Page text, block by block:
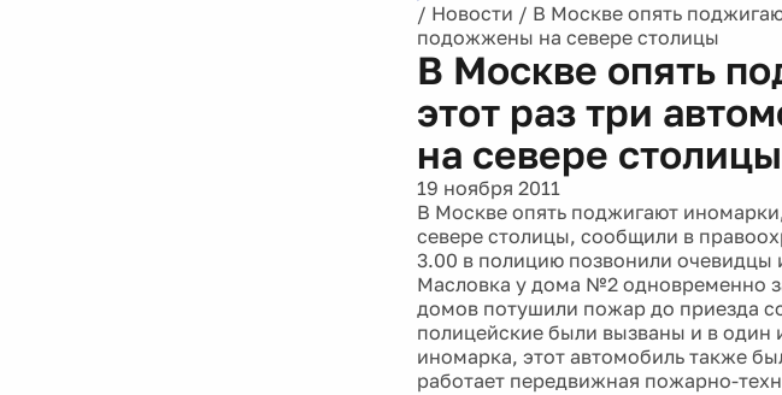
/ Новости / В Москве опять
подожжены на севере столицы
В Москве опять
этот раз три
на севере столицы
19 ноября 2011
В Москве опять поджигают
севере столицы, сообщили в
3.00 в полицию позвонили очевидцы
Масловка у дома №2 одновременно
домов потушили пожар до приезда
полицейские были вызваны и в один
иномарка, этот автомобиль также
работает передвижная пожарно-